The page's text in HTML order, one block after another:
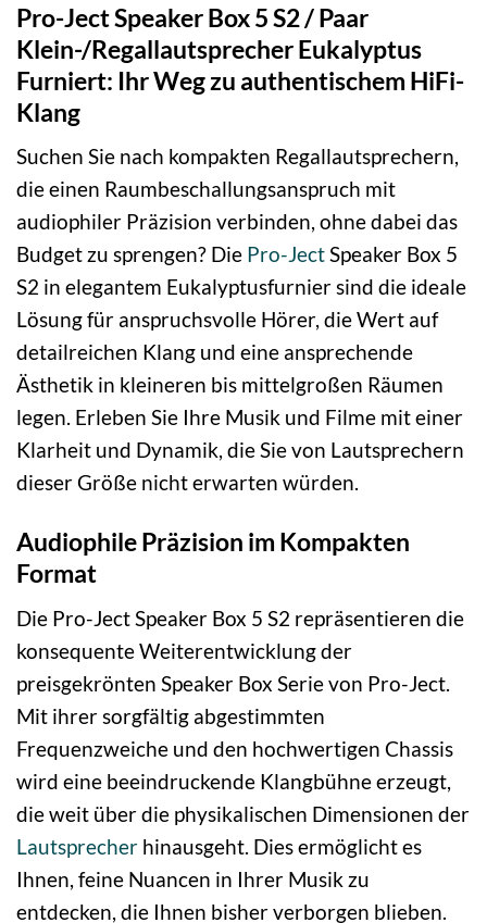
Pro-Ject Speaker Box 5 S2 / Paar
Klein-/Regallautsprecher Eukalyptus
Furniert: Ihr Weg zu authentischem HiFi-
Klang
Suchen Sie nach kompakten Regallautsprechern,
die einen Raumbeschallungsanspruch mit
audiophiler Präzision verbinden, ohne dabei das
Budget zu sprengen? Die Pro-JectSpeaker Box 5
S2 in elegantem Eukalyptusfurnier sind die ideale
Lösung für anspruchsvolle Hörer, die Wert auf
detailreichen Klang und eine ansprechende
Ästhetik in kleineren bis mittelgroßen Räumen
legen. Erleben Sie Ihre Musik und Filme mit einer
Klarheit und Dynamik, die Sie von Lautsprechern
dieser Größe nicht erwarten würden.
Audiophile Präzision im Kompakten
Format
Die Pro-Ject Speaker Box 5 S2 repräsentieren die
konsequente Weiterentwicklung der
preisgekrönten Speaker Box Serie von Pro-Ject.
Mit ihrer sorgfältig abgestimmten
Frequenzweiche und den hochwertigen Chassis
wird eine beeindruckende Klangbühne erzeugt,
die weit über die physikalischen Dimensionen der
Lautsprecher hinausgeht. Dies ermöglicht es
Ihnen, feine Nuancen in Ihrer Musik zu
entdecken, die Ihnen bisher verborgen blieben.